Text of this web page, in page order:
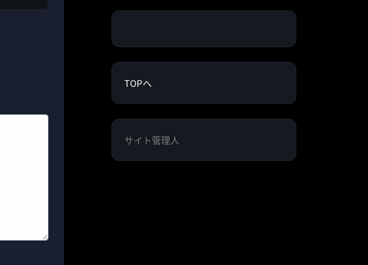
TOPへ
サイト管理人